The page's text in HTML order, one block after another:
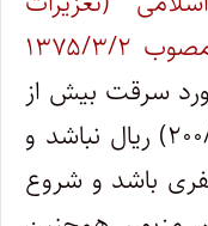
۳/۲
سرقت بیش از
دویست میلیون (۲۰۰/۰۰۰/۰۰۰) ریال نباشد و
باشد و شروع